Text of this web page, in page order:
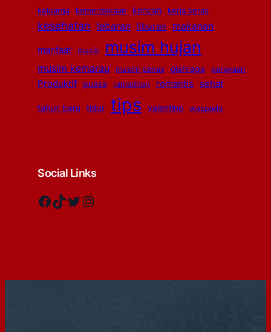
keluarga kemerdekaan kencan kerja keras
kesehatan lebaran liburan makanan
manfaat musik musim hujan
musim kemarau musim panas olahraga perayaan
Produktif puasa ramadhan romantis sehat
tahun baru tidur tips valentine waspada
Social Links
Facebook TikTok Twitter Instagram